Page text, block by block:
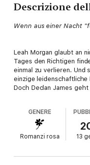
Descrizione
Wenn aus einer Nacht
Leah Morgan glaubt an
Tages den Richtigen
einmal zu verlieren. Und
einzige leidenschaftliche
Doch Declan James
an - bis ein
einem Schlag aus dem
"Absolut berührend! Ich
GENERE
Romanzi rosa 13